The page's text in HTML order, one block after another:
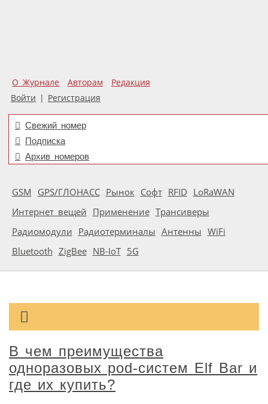
О Журнале Авторам
Редакция
Войти | Регистрация
Свежий номер
Подписка
Архив номеров
GSM GPS/ГЛОНАСС Рынок Софт RFID LoRaWAN
Интернет вещей Применение Трансиверы
Радиомодули Радиотерминалы Антенны WiFi
Bluetooth ZigBee NB-IoT 5G
В чем преимущества
одноразовых pod-систем Elf Bar и
где их купить?